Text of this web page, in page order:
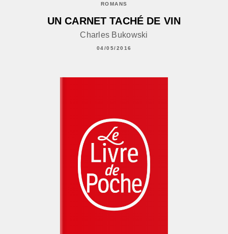
ROMANS
UN CARNET TACHÉ DE VIN
Charles Bukowski
04/05/2016